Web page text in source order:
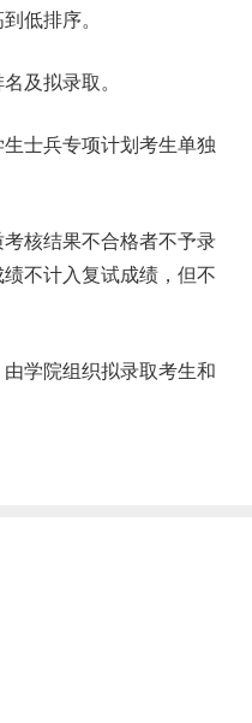
低排序。
及拟录取。
生士兵专项计划考生单独
考核结果不合格者不予录
不计入复试成绩，但不
由学院组织拟录取考生和